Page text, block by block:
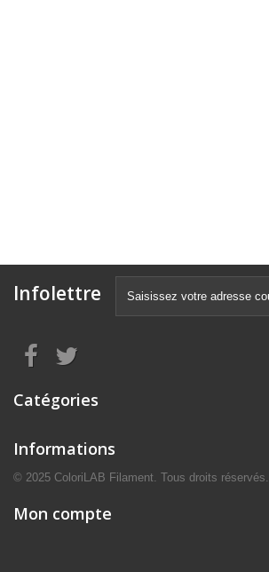
Infolettre
Catégories
Informations
© 2025 ColoriLAB Filament. Tous droits réservés.
Mon compte